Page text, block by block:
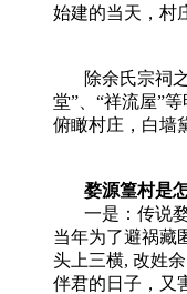
始建的当天，村
除余氏宗祠之
堂”、“祥流屋”
俯瞰村庄，白墙
婺源篁村是
一是：传说婺
当年为了避祸藏
头上三横, 改姓
伴君的日子，又